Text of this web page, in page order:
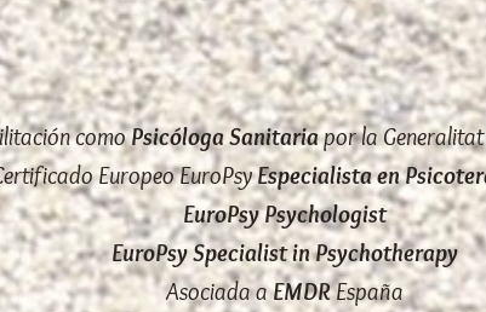
comoPsicóloga Sanitariapor la
Europeo EuroPsyEspecialista en
EuroPsy Psychologist
EuroPsy Specialist in Psychotherapy
Asociada aEMDREspaña